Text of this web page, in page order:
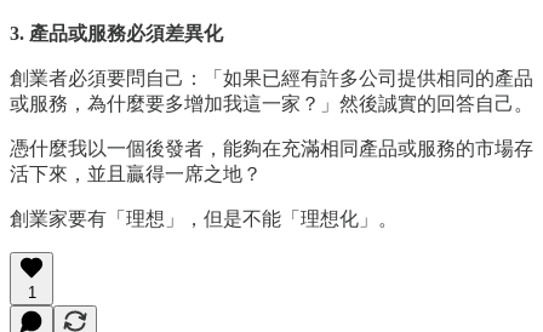
3. 產品或服務必須差異化
創業者必須要問自己：「如果已經有許多公司提供相同的產品
或服務，為什麼要多增加我這一家？」然後誠實的回答自己。
憑什麼我以一個後發者，能夠在充滿相同產品或服務的市場存
活下來，並且贏得一席之地？
創業家要有「理想」，但是不能「理想化」。
1